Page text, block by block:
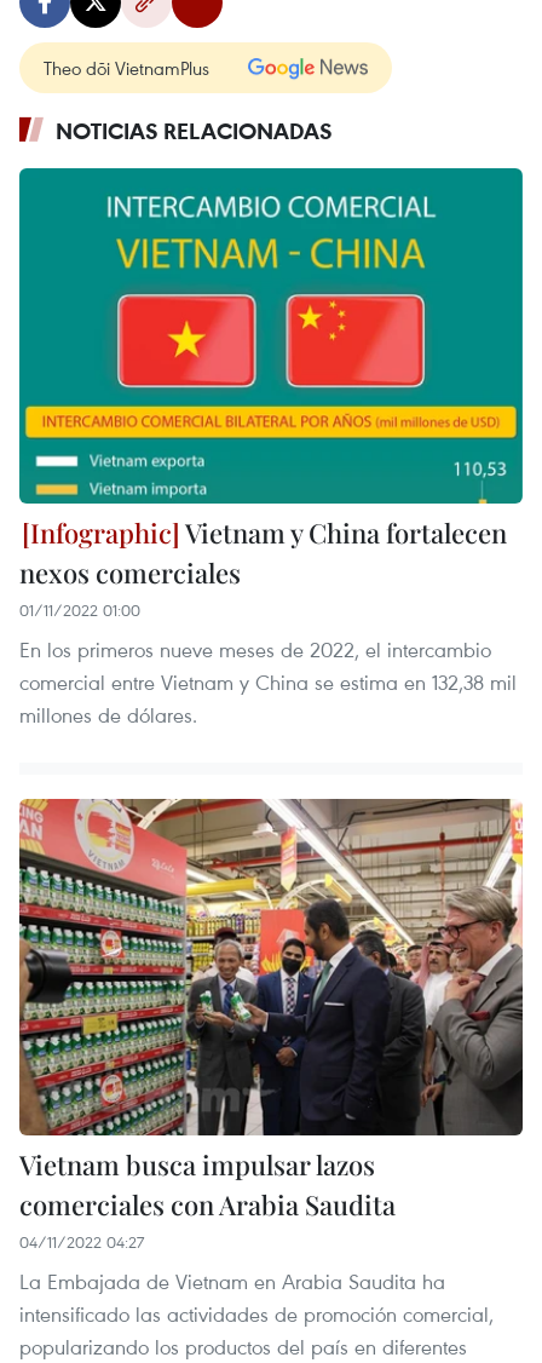
Theo dõi VietnamPlus
NOTICIAS RELACIONADAS
Vietnam y China fortalecen
nexos comerciales
01/11/2022 01:00
En los primeros nueve meses de 2022, el intercambio
comercial entre Vietnam y China se estima en 132,38 mil
millones de dólares.
Vietnam busca impulsar lazos
comerciales con Arabia Saudita
04/11/2022 04:27
La Embajada de Vietnam en Arabia Saudita ha
intensificado las actividades de promoción comercial,
popularizando los productos del país en diferentes